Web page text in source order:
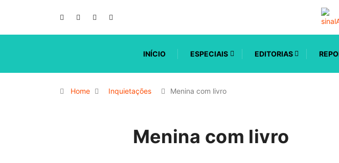
INÍCIO ESPECIAIS EDITORIAS
Home Inquietações Menina com livro
Menina com livro